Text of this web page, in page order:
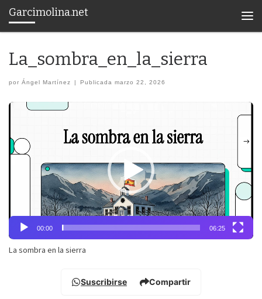
Saltar al contenido
Garcimolina.net
La_sombra_en_la_sierra
por Ángel Martínez | Publicadamarzo 22, 2026
Reproductor
00:00 06:25
La sombra en la sierra
Suscribirse Compartir